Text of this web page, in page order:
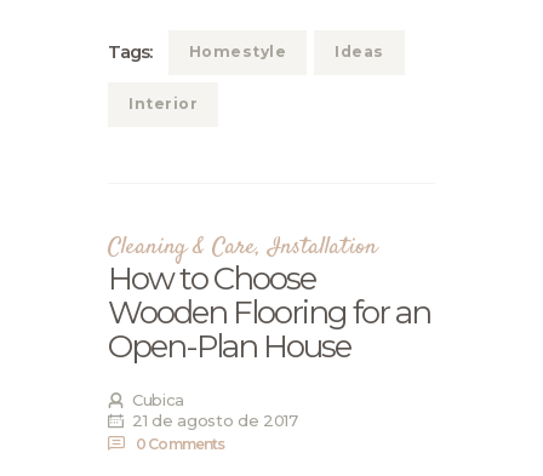
Tags: Homestyle Ideas
Interior
Cleaning & Care,Installation
How to Choose
Wooden Flooring for an
Open-Plan House
Cubica
21 de agosto de 2017
0 Comments